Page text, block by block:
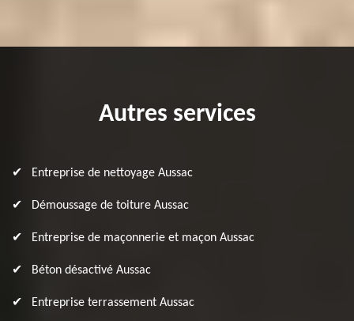
Autres services
Entreprise de nettoyage Aussac
Démoussage de toiture Aussac
Entreprise de maçonnerie et maçon Aussac
Béton désactivé Aussac
Entreprise terrassement Aussac